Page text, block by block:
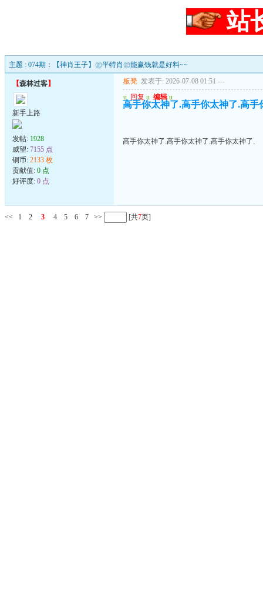
站
主题 : 074期：【神肖王子】㊣平特肖㊣能赢钱就是好料~~
【森林过客】
新手上路
发帖: 1928
威望: 7155 点
铜币: 2133 枚
贡献值: 0 点
好评度: 0 点
板凳 发表于: 2026-07-08 01:51 ---
u 回复 u 编辑 u
高手你太神了.高手你太神了.高手
高手你太神了.高手你太神了.高手你太神了.
<< 1 2 3 4 5 6 7 >> [共7页]